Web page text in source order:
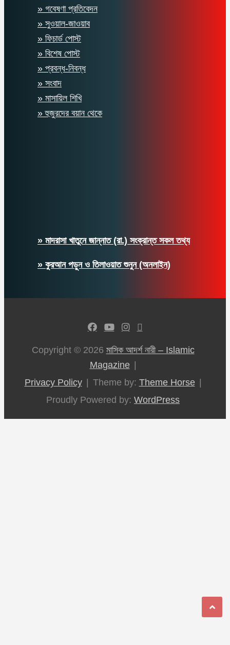
» গবেষণা প্রতিবেদন
» সুওয়াল-জাওয়াব
» ফিচার্ড পোস্ট
» বিশেষ পোস্ট
» প্রবন্ধ-নিবন্ধ
» সংবাদ
» মাসায়িল শিখি
» হুজুরদের বয়ান থেকে
» মাদরাসা খাতুনে জান্নাত (রা.) সংক্রান্ত সকল তথ্য
» কুরআন পড়ুন ও তিলাওয়াত শুনুন (অনলাইন)
Copyright © 2026 মাসিক আদর্শ নারী – Islamic
Magazine
Privacy Policy
Theme by: Theme Horse
Proudly Powered by: WordPress